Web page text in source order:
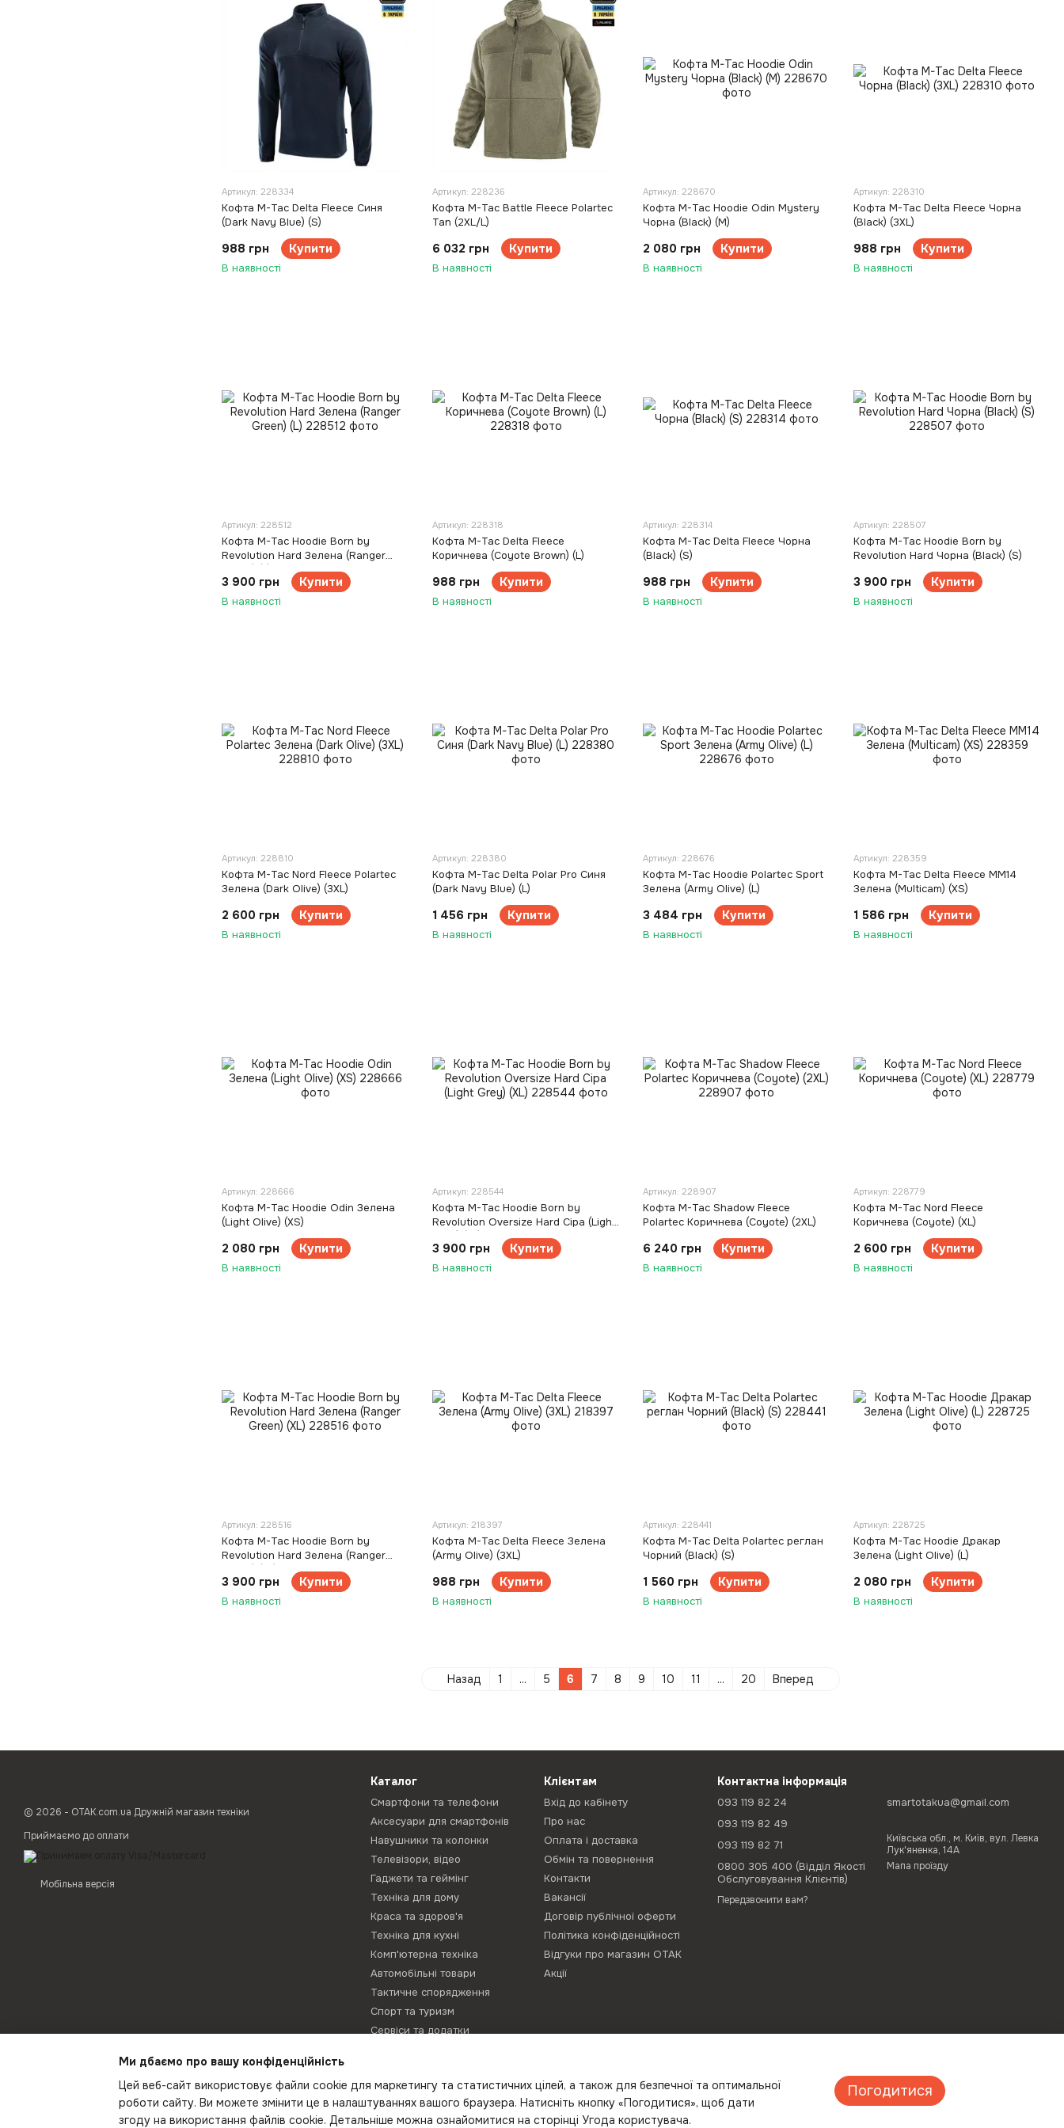
Артикул: 228334
Кофта M-Tac Delta Fleece Синя
(Dark Navy Blue) (S)
988 грн Купити
В наявності
Артикул: 228236
Кофта M-Tac Battle Fleece Polartec
Tan (2XL/L)
6 032 грн Купити
В наявності
Артикул: 228670
Кофта M-Tac Hoodie Odin Mystery
Чорна (Black) (M)
2 080 грн Купити
В наявності
Артикул: 228310
Кофта M-Tac Delta Fleece Чорна
(Black) (3XL)
988 грн Купити
В наявності
Артикул: 228512
Кофта M-Tac Hoodie Born by
Revolution Hard Зелена (Ranger
3 900 грн Купити
В наявності
Артикул: 228318
Кофта M-Tac Delta Fleece
Коричнева (Coyote Brown) (L)
988 грн Купити
В наявності
Артикул: 228314
Кофта M-Tac Delta Fleece Чорна
(Black) (S)
988 грн Купити
В наявності
Артикул: 228507
Кофта M-Tac Hoodie Born by
Revolution Hard Чорна (Black) (S)
3 900 грн Купити
В наявності
Артикул: 228810
Кофта M-Tac Nord Fleece Polartec
Зелена (Dark Olive) (3XL)
2 600 грн Купити
В наявності
Артикул: 228380
Кофта M-Tac Delta Polar Pro Синя
(Dark Navy Blue) (L)
1 456 грн Купити
В наявності
Артикул: 228676
Кофта M-Tac Hoodie Polartec Sport
Зелена (Army Olive) (L)
3 484 грн Купити
В наявності
Артикул: 228359
Кофта M-Tac Delta Fleece MM14
Зелена (Multicam) (XS)
1 586 грн Купити
В наявності
Артикул: 228666
Кофта M-Tac Hoodie Odin Зелена
(Light Olive) (XS)
2 080 грн Купити
В наявності
Артикул: 228544
Кофта M-Tac Hoodie Born by
Revolution Oversize Hard Сіра (Light
3 900 грн Купити
В наявності
Артикул: 228907
Кофта M-Tac Shadow Fleece
Polartec Коричнева (Coyote) (2XL)
6 240 грн Купити
В наявності
Артикул: 228779
Кофта M-Tac Nord Fleece
Коричнева (Coyote) (XL)
2 600 грн Купити
В наявності
Артикул: 228516
Кофта M-Tac Hoodie Born by
Revolution Hard Зелена (Ranger
3 900 грн Купити
В наявності
Артикул: 218397
Кофта M-Tac Delta Fleece Зелена
(Army Olive) (3XL)
988 грн Купити
В наявності
Артикул: 228441
Кофта M-Tac Delta Polartec реглан
Чорний (Black) (S)
1 560 грн Купити
В наявності
Артикул: 228725
Кофта M-Tac Hoodie Дракар
Зелена (Light Olive) (L)
2 080 грн Купити
В наявності
Назад 1 ... 5 6 7 8 9 10 11 ... 20 Вперед
© 2026 - ОТАК.com.ua Дружній магазин техніки
Приймаємо до оплати
Мобільна версія
Каталог
Смартфони та телефони
Аксесуари для смартфонів
Навушники та колонки
Телевізори, відео
Гаджети та геймінг
Техніка для дому
Краса та здоров'я
Техніка для кухні
Комп'ютерна техніка
Автомобільні товари
Тактичне спорядження
Спорт та туризм
Сервіси та додатки
Новинки
Клієнтам
Вхід до кабінету
Про нас
Оплата і доставка
Обмін та повернення
Контакти
Вакансії
Договір публічної оферти
Політика конфіденційності
Відгуки про магазин ОТАК
Акції
Контактна інформація
093 119 82 24
093 119 82 49
093 119 82 71
0800 305 400 (Відділ Якості
Обслуговування Клієнтів)
Передзвонити вам?
smartotakua@gmail.com
Київська обл., м. Київ, вул. Левка
Лук'яненка, 14А
Мапа проїзду
Ми дбаємо про вашу конфіденційність
Цей веб-сайт використовує файли cookie для маркетингу та статистичних цілей, а також для безпечної та оптимальної
роботи сайту. Ви можете змінити це в налаштуваннях вашого браузера. Натисніть кнопку «Погодитися», щоб дати
згоду на використання файлів cookie. Детальніше можна ознайомитися на сторінці Угода користувача.
Погодитися